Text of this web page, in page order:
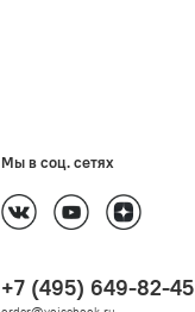
Мы в соц. сетях
+7 (495) 649-82-45